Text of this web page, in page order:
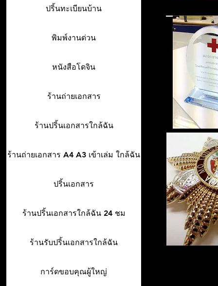
ปริ้นทะเบียนบ้าน
พิมพ์งานด่วน
หนังสือโดจิน
ร้านถ่ายเอกสาร
ร้านปริ้นเอกสารใกล้ฉัน
ร้านถ่ายเอกสาร A4 A3 เข้าเล่ม ใกล้ฉัน
ปริ้นเอกสาร
ร้านปริ้นเอกสารใกล้ฉัน 24 ชม
ร้านรับปริ้นเอกสารใกล้ฉัน
การ์ดขอบคุณผู้ใหญ่